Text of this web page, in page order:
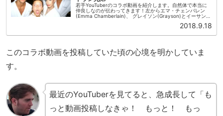
若手YouTuberのコラボ動画を紹介します。自然体で本当に
仲良しなのが伝わってきます！左からエマ・チェンバレン
(Emma Chamberlain)、 グレイソン(Grayson)とイーサン
2018.9.18
このコラボ動画を投稿していた頃の心境を明かしていま
す。
最近のYouTuberを見てると、急成長して「も
っと動画投稿しなきゃ！ もっと！ もっ